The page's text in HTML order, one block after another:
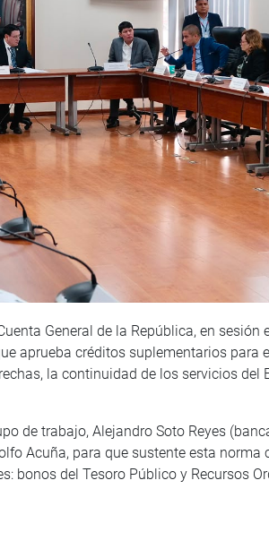
General de la República, en sesión
aprueba créditos suplementarios para
la continuidad de los servicios del
de trabajo, Alejandro Soto Reyes
Acuña, para que sustente esta norma
bonos del Tesoro Público y Recursos